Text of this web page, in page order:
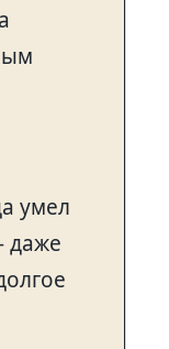
умел
даже